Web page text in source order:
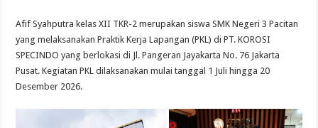
Afif Syahputra kelas XII TKR-2 merupakan siswa SMK Negeri 3 Pacitan
yang melaksanakan Praktik Kerja Lapangan (PKL) di PT. KOROSI
SPECINDO yang berlokasi di Jl. Pangeran Jayakarta No. 76 Jakarta
Pusat. Kegiatan PKL dilaksanakan mulai tanggal 1 Juli hingga 20
Desember 2026.